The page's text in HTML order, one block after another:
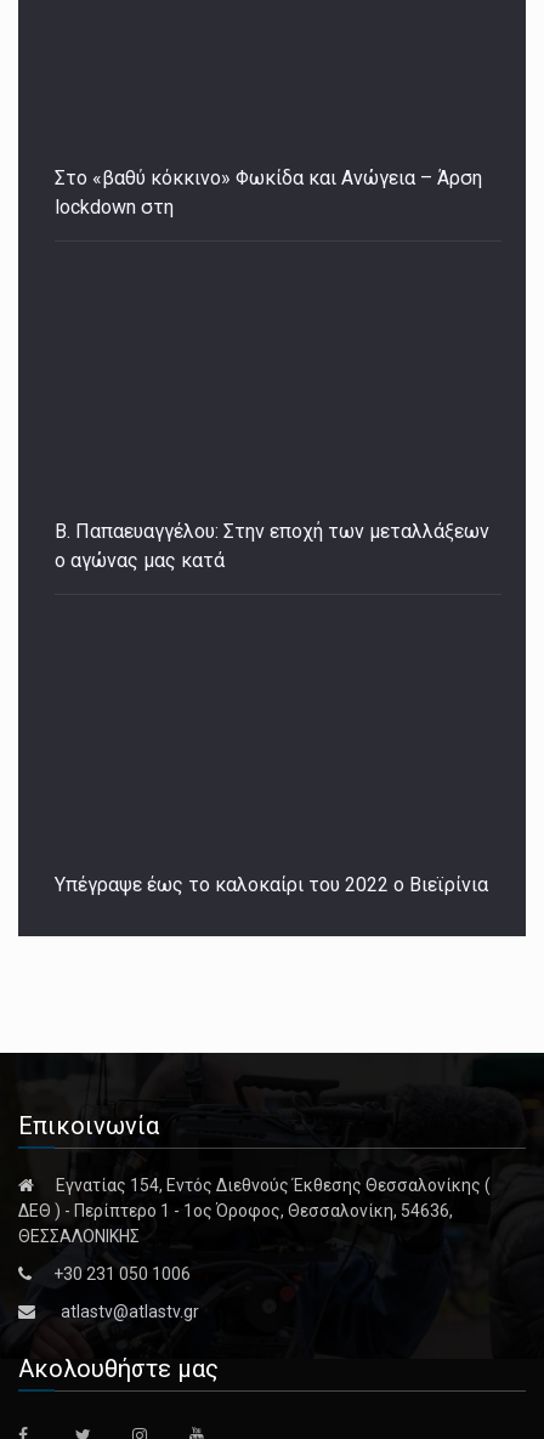
Στο «βαθύ κόκκινο» Φωκίδα και Ανώγεια – Άρση
lockdown στη
Β. Παπαευαγγέλου: Στην εποχή των μεταλλάξεων
ο αγώνας μας κατά
Υπέγραψε έως το καλοκαίρι του 2022 ο Βιεϊρίνια
Επικοινωνία
Εγνατίας 154, Εντός Διεθνούς Έκθεσης Θεσσαλονίκης (
ΔΕΘ ) - Περίπτερο 1 - 1ος Όροφος, Θεσσαλονίκη, 54636,
ΘΕΣΣΑΛΟΝΙΚΗΣ
+30 231 050 1006
atlastv@atlastv.gr
Ακολουθήστε μας